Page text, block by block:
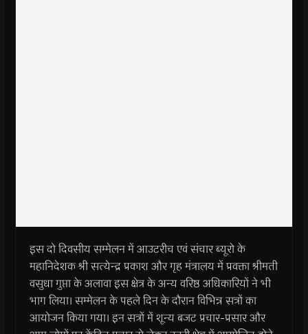
इस दो दिवसीय सम्मेलन में आउटरीच एवं संचार ब्यूरो के
महानिदेशक श्री सत्येन्द्र प्रकाश और गृह मंत्रालय में प्रवक्ता श्रीमती
वसुधा गुप्ता के अलावा इस क्षेत्र के अन्य वरिष्ठ अधिकारियों ने भी
भाग लिया। सम्मेलन के पहले दिन के दौरान विभिन्न सत्रों का
आयोजन किया गया। इन सत्रों में शून्य बजट प्रचार-प्रसार और